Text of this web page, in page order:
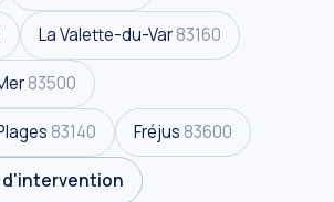
La Valette-du-Var83160
83500
83140 Fréjus 83600
d'intervention